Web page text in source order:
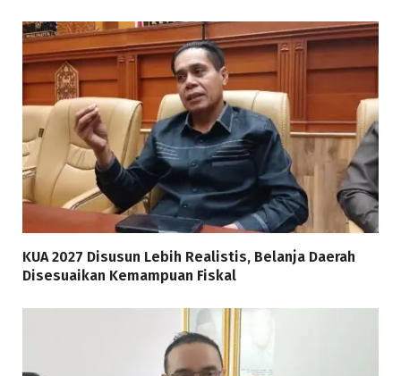
KUA 2027 Disusun Lebih Realistis, Belanja Daerah
Disesuaikan Kemampuan Fiskal